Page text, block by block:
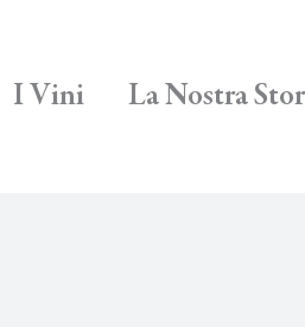
I Vini La Nostra